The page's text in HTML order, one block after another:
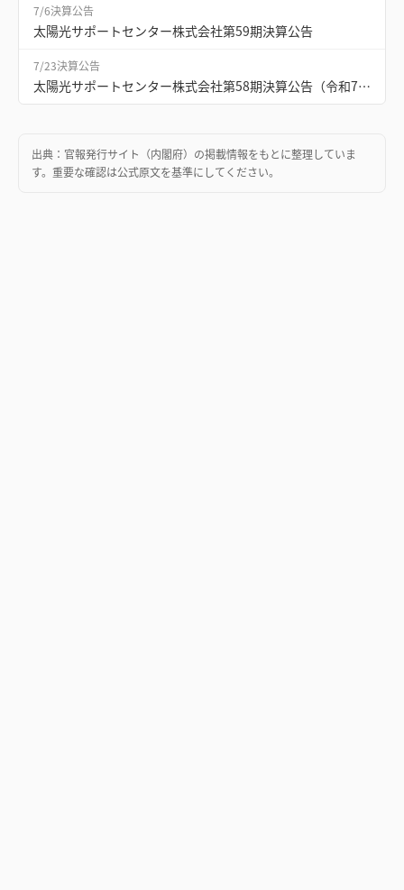
7/6決算公告
太陽光サポートセンター株式会社第59期決算公告
7/23決算公告
太陽光サポートセンター株式会社第58期決算公告（令和7年6月13日）
出典： 官報発行サイト（内閣府） の掲載情報をもとに整理していま
す。重要な確認は公式原文を基準にしてください。